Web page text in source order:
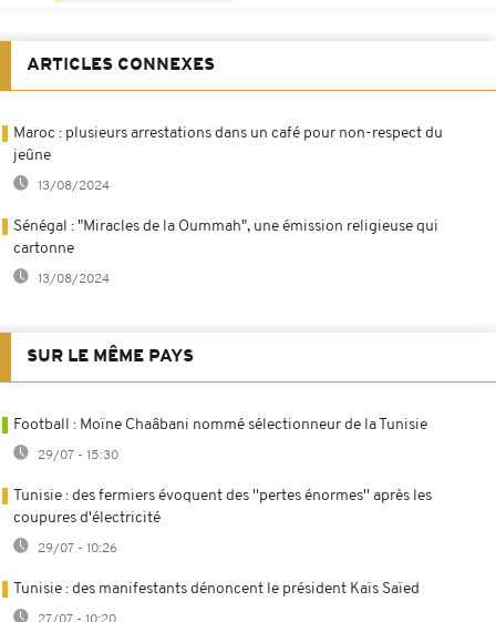
ARTICLES CONNEXES
Maroc : plusieurs arrestations dans un café pour non-respect du
jeûne
13/08/2024
Sénégal : "Miracles de la Oummah", une émission religieuse qui
cartonne
13/08/2024
SUR LE MÊME PAYS
Football : Moïne Chaâbani nommé sélectionneur de la Tunisie
29/07 - 15:30
Tunisie : des fermiers évoquent des ''pertes énormes'' après les
coupures d'électricité
29/07 - 10:26
Tunisie : des manifestants dénoncent le président Kaïs Saïed